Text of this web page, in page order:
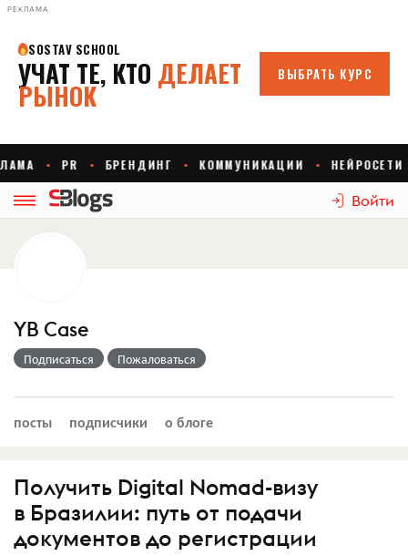
РЕКЛАМА
Войти
YB Case
Подписаться Пожаловаться
посты подписчики о блоге
Получить Digital Nomad-визу
в Бразилии: путь от подачи
документов до регистрации